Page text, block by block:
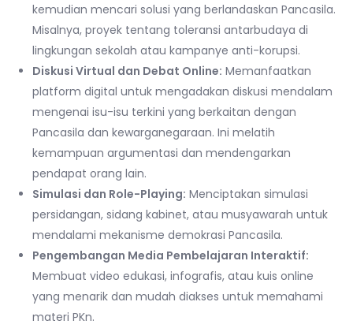
kemudian mencari solusi yang berlandaskan Pancasila.
Misalnya, proyek tentang toleransi antarbudaya di
lingkungan sekolah atau kampanye anti-korupsi.
Diskusi Virtual dan Debat Online: Memanfaatkan
platform digital untuk mengadakan diskusi mendalam
mengenai isu-isu terkini yang berkaitan dengan
Pancasila dan kewarganegaraan. Ini melatih
kemampuan argumentasi dan mendengarkan
pendapat orang lain.
Simulasi dan Role-Playing: Menciptakan simulasi
persidangan, sidang kabinet, atau musyawarah untuk
mendalami mekanisme demokrasi Pancasila.
Pengembangan Media Pembelajaran Interaktif:
Membuat video edukasi, infografis, atau kuis online
yang menarik dan mudah diakses untuk memahami
materi PKn.